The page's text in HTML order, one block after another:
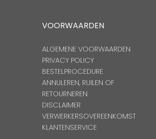
VOORWAARDEN
ALGEMENE VOORWAARDEN
PRIVACY POLICY
BESTELPROCEDURE
ANNULEREN, RUILEN OF
RETOURNEREN
DISCLAIMER
VERWERKERSOVEREENKOMST
KLANTENSERVICE